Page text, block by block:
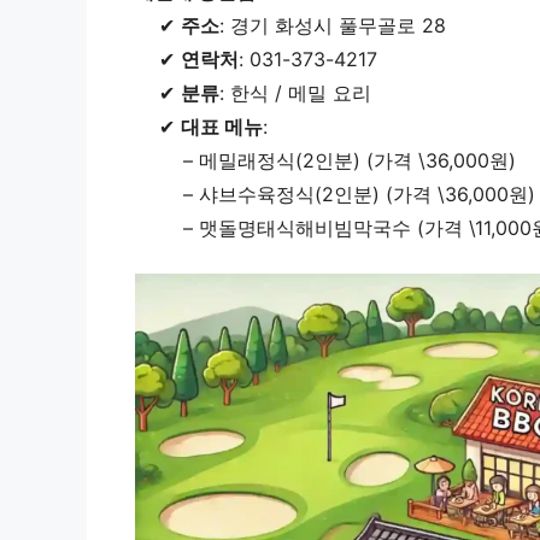
✔ 주소: 경기 화성시 풀무골로 28
✔ 연락처: 031-373-4217
✔ 분류: 한식 / 메밀 요리
✔ 대표 메뉴:
– 메밀래정식(2인분) (가격 \36,000원)
– 샤브수육정식(2인분) (가격 \36,000원)
– 맷돌명태식해비빔막국수 (가격 \11,000